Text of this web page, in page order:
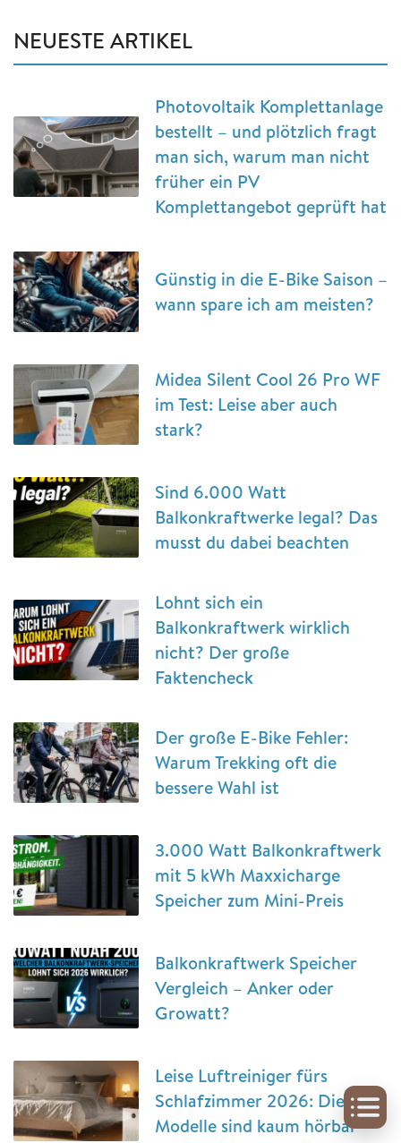
NEUESTE ARTIKEL
Photovoltaik Komplettanlage
bestellt – und plötzlich fragt
man sich, warum man nicht
früher ein PV
Komplettangebot geprüft hat
Günstig in die E-Bike Saison –
wann spare ich am meisten?
Midea Silent Cool 26 Pro WF
im Test: Leise aber auch
stark?
Sind 6.000 Watt
Balkonkraftwerke legal? Das
musst du dabei beachten
Lohnt sich ein
Balkonkraftwerk wirklich
nicht? Der große
Faktencheck
Der große E-Bike Fehler:
Warum Trekking oft die
bessere Wahl ist
3.000 Watt Balkonkraftwerk
mit 5 kWh Maxxicharge
Speicher zum Mini-Preis
Balkonkraftwerk Speicher
Vergleich – Anker oder
Growatt?
Leise Luftreiniger fürs
Schlafzimmer 2026: Diese
Modelle sind kaum hörbar